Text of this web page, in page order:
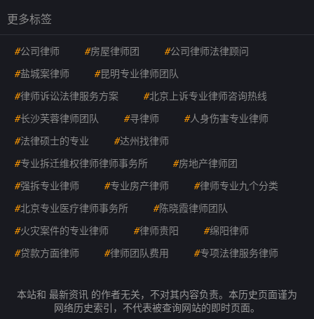
更多标签
#公司律师 #房屋律师团 #公司律师法律顾问
#盐城案律师 #昆明专业律师团队
#律师诉讼法律服务方案 #北京上诉专业律师咨询热线
#长沙芙蓉律师团队 #寻律师 #人身伤害专业律师
#法律硕士的专业 #达州找律师
#专业拆迁维权律师律师事务所 #房地产律师团
#强拆专业律师 #专业房产律师 #律师专业九个分类
#北京专业医疗律师事务所 #陈晓霞律师团队
#火灾案件的专业律师 #律师贵阳 #绵阳律师
#贷款方面律师 #律师团队费用 #专项法律服务律师
本站和 最新资讯 的作者无关，不对其内容负责。本历史页面谨为
网络历史索引，不代表被查询网站的即时页面。